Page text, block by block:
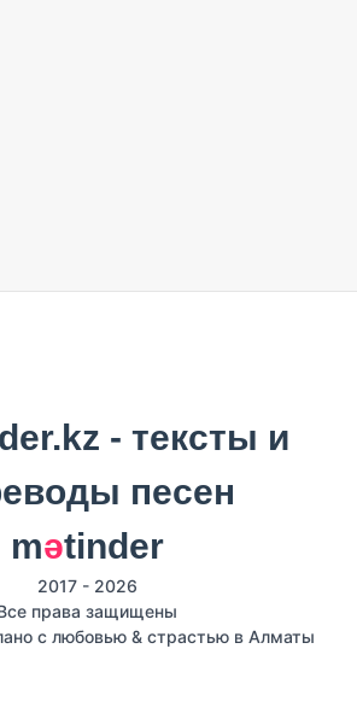
mәtinder
2017 - 2026
права защищены
с любовью & страстью в Алматы